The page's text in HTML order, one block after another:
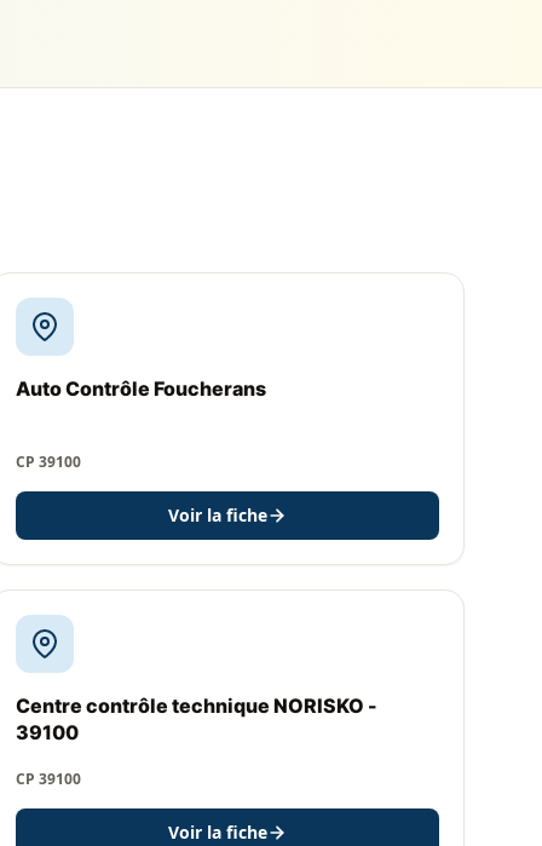
Auto Contrôle Foucherans
CP 39100
Voir la fiche
Centre contrôle technique NORISKO -
39100
CP 39100
Voir la fiche